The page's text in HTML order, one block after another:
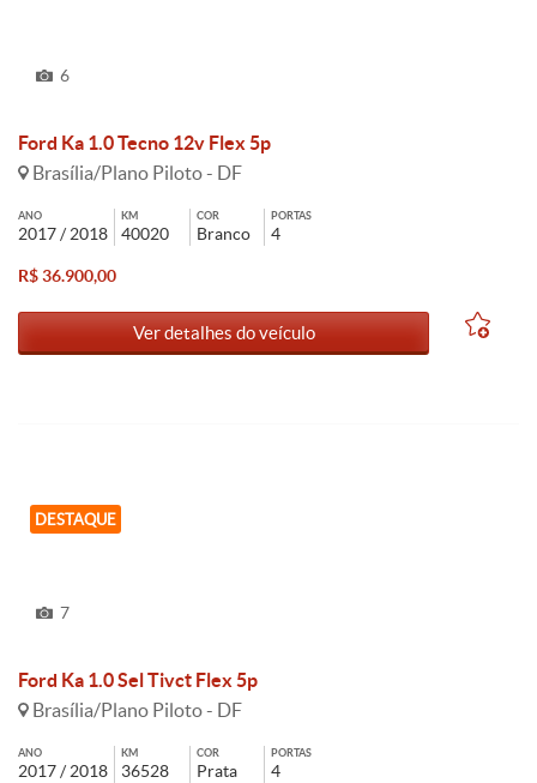
6
Ford Ka 1.0 Tecno 12v Flex 5p
Brasília/Plano Piloto - DF
ANO
2017 / 2018
KM
40020
COR
Branco
PORTAS
4
R$ 36.900,00
Ver detalhes do veículo
DESTAQUE
7
Ford Ka 1.0 Sel Tivct Flex 5p
Brasília/Plano Piloto - DF
ANO
2017 / 2018
KM
36528
COR
Prata
PORTAS
4